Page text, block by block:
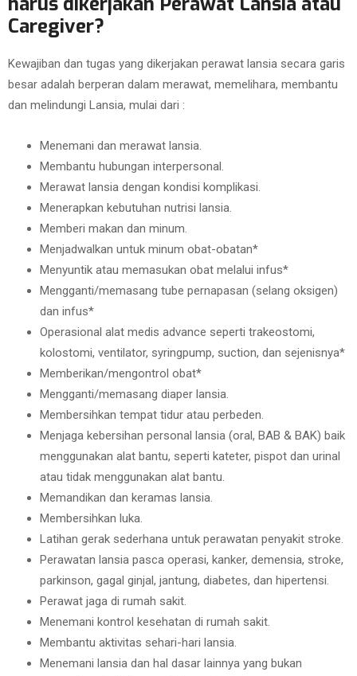
Caregiver?
Kewajiban dan tugas yang dikerjakan perawat lansia secara garis
besar adalah berperan dalam merawat, memelihara, membantu
dan melindungi Lansia, mulai dari :
Menemani dan merawat lansia.
Membantu hubungan interpersonal.
Merawat lansia dengan kondisi komplikasi.
Menerapkan kebutuhan nutrisi lansia.
Memberi makan dan minum.
Menjadwalkan untuk minum obat-obatan*
Menyuntik atau memasukan obat melalui infus*
Mengganti/memasang tube pernapasan (selang oksigen)
dan infus*
Operasional alat medis advance seperti trakeostomi,
kolostomi, ventilator, syringpump, suction, dan sejenisnya*
Memberikan/mengontrol obat*
Mengganti/memasang diaper lansia.
Membersihkan tempat tidur atau perbeden.
Menjaga kebersihan personal lansia (oral, BAB & BAK) baik
menggunakan alat bantu, seperti kateter, pispot dan urinal
atau tidak menggunakan alat bantu.
Memandikan dan keramas lansia.
Membersihkan luka.
Latihan gerak sederhana untuk perawatan penyakit stroke.
Perawatan lansia pasca operasi, kanker, demensia, stroke,
parkinson, gagal ginjal, jantung, diabetes, dan hipertensi.
Perawat jaga di rumah sakit.
Menemani kontrol kesehatan di rumah sakit.
Membantu aktivitas sehari-hari lansia.
Menemani lansia dan hal dasar lainnya yang bukan